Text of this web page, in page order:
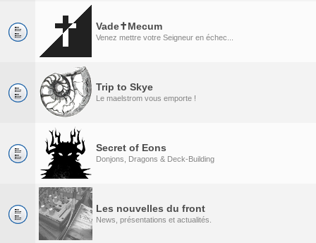
Vade✝Mecum
Venez mettre votre Seigneur en échec...
Trip to Skye
Le maelstrom vous emporte !
Secret of Eons
Donjons, Dragons & Deck-Building
Les nouvelles du front
News, présentations et actualités.